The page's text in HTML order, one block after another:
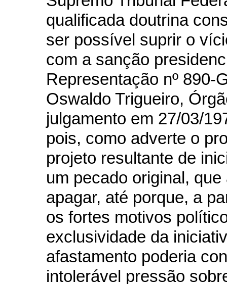
qualificada doutrina
ser possível suprir o
com a sanção
Representação nº 890-
Oswaldo Trigueiro,
julgamento em 27/03/
pois, como adverte o
projeto resultante de
um pecado original,
apagar, até porque, a
os fortes motivos
exclusividade da
afastamento poderia
intolerável pressão